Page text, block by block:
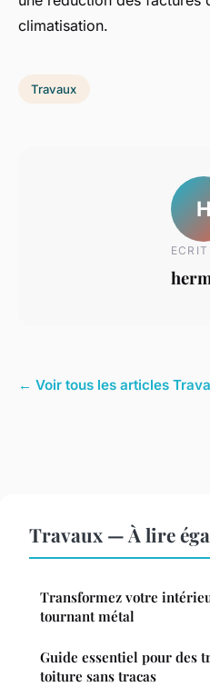
climatisation.
Travaux
ECRIT
← Voir tous les articles
Travaux — À lire
Transformez votre
tournant métal
Guide essentiel pour des
toiture sans tracas